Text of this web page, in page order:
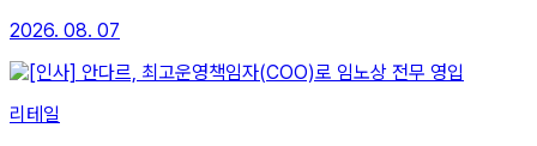
2026. 08. 07
리테일